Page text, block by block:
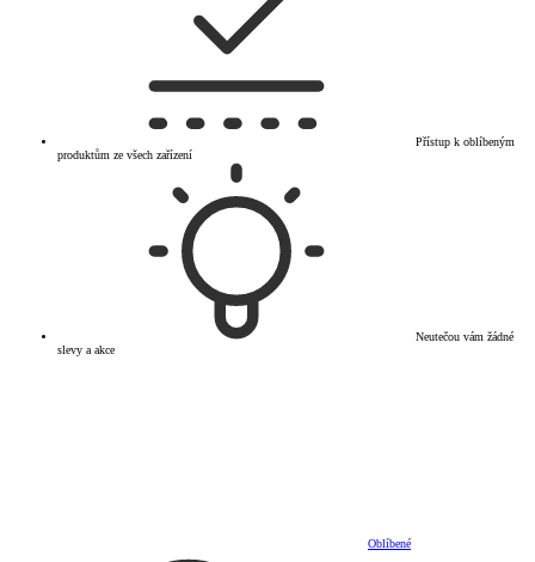
Přístup k oblíbeným
produktům ze všech zařízení
Neutečou vám žádné
slevy a akce
Oblíbené